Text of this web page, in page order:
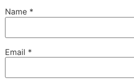
Name *
Email *